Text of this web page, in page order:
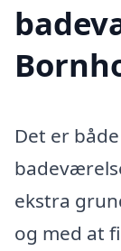
Det er
ekstra
og med at